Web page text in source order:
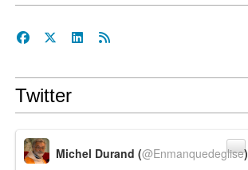
Twitter
Michel Durand (@Enmanquedeglise)